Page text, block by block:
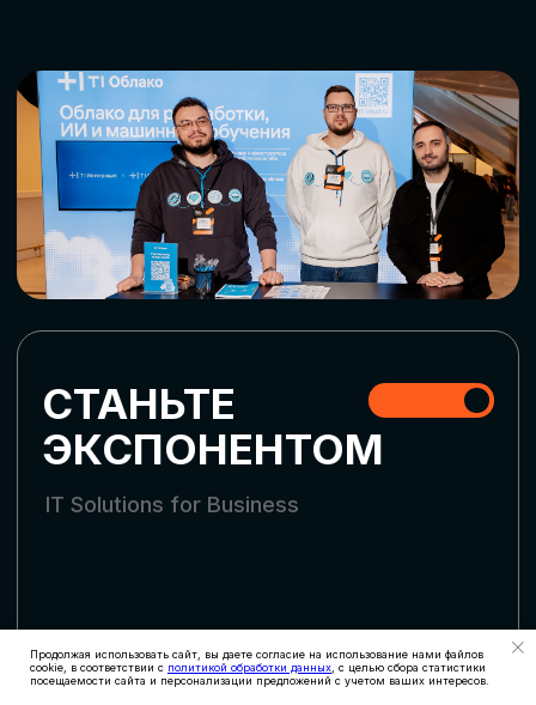
Продолжая использовать сайт, вы даете согласие на использование нами файлов
cookie, в соответствии с политикой обработки данных , с целью сбора статистики
посещаемости сайта и персонализации предложений с учетом ваших интересов.
СТАТЬ ПАРТНЕРОМ
СКАЧАТЬ ПРОГРАММУ
СТАТЬ СПИКЕРОМ
СТАТЬ УЧАСТНИКОМ